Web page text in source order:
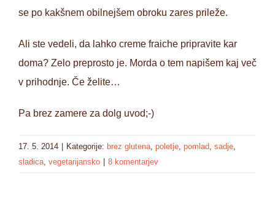
se po kakšnem obilnejšem obroku zares prileže.
Ali ste vedeli, da lahko creme fraiche pripravite kar
doma? Zelo preprosto je. Morda o tem napišem kaj več
v prihodnje. Če želite…
Pa brez zamere za dolg uvod;-)
17. 5. 2014 Kategorije: brez glutena, poletje, pomlad, sadje,
sladica, vegetarijansko 8 komentarjev